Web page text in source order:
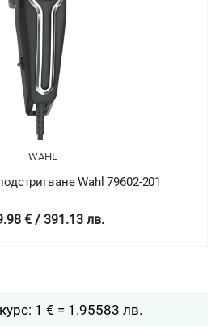
WAHL
Wahl 79602-201
€ / 391.13 лв.
1 € = 1.95583 лв.